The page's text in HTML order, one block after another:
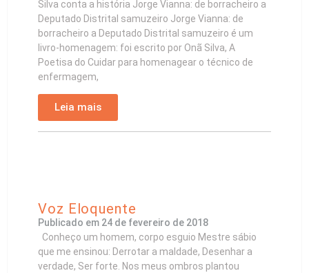
Silva conta a história Jorge Vianna: de borracheiro a
Deputado Distrital samuzeiro Jorge Vianna: de
borracheiro a Deputado Distrital samuzeiro é um
livro-homenagem: foi escrito por Onã Silva, A
Poetisa do Cuidar para homenagear o técnico de
enfermagem,
Leia mais
Voz Eloquente
Publicado em 24 de fevereiro de 2018
Conheço um homem, corpo esguio Mestre sábio
que me ensinou: Derrotar a maldade, Desenhar a
verdade, Ser forte. Nos meus ombros plantou